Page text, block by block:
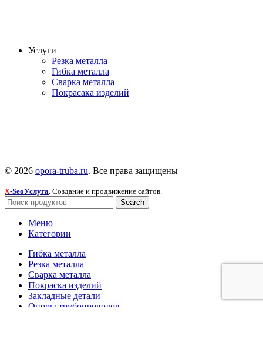
Услуги
Резка металла
Гибка металла
Сварка металла
Покрасака изделий
© 2026 opora-truba.ru. Все права защищены
X-SeoУслуга . Создание и продвижение сайтов.
Search
Меню
Категории
Гибка металла
Резка металла
Сварка металла
Покраска изделий
Закладные детали
Опоры трубопроводов